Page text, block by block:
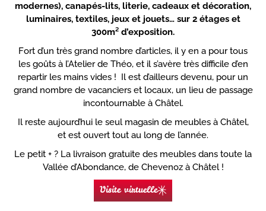
modernes), canapés-lits, literie, cadeaux et décoration,
luminaires, textiles, jeux et jouets… sur 2 étages et
300m² d’exposition.
Fort d’un très grand nombre d’articles, il y en a pour tous
les goûts à l’Atelier de Théo, et il s’avère très difficile d’en
repartir les mains vides ! Il est d’ailleurs devenu, pour un
grand nombre de vacanciers et locaux, un lieu de passage
incontournable à Châtel.
Il reste aujourd’hui le seul magasin de meubles à Châtel,
et est ouvert tout au long de l’année.
Le petit + ? La livraison gratuite des meubles dans toute la
Vallée d’Abondance, de Chevenoz à Châtel !
Visite virtuelle